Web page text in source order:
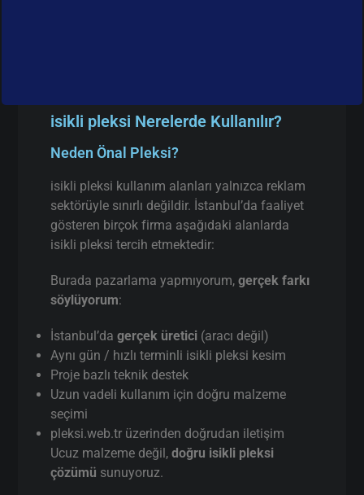
isikli pleksi Nerelerde Kullanılır?
Neden Önal Pleksi?
isikli pleksi kullanım alanları yalnızca reklam
sektörüyle sınırlı değildir. İstanbul’da faaliyet
gösteren birçok firma aşağıdaki alanlarda
isikli pleksi tercih etmektedir:
Burada pazarlama yapmıyorum,gerçek farkı
söylüyorum:
İstanbul’dagerçek üretici (aracı değil)
Aynı gün / hızlı terminli isikli pleksi kesim
Proje bazlı teknik destek
Uzun vadeli kullanım için doğru malzeme
seçimi
pleksi.web.tr üzerinden doğrudan iletişim
Ucuz malzeme değil,doğru isikli pleksi
çözümü sunuyoruz.